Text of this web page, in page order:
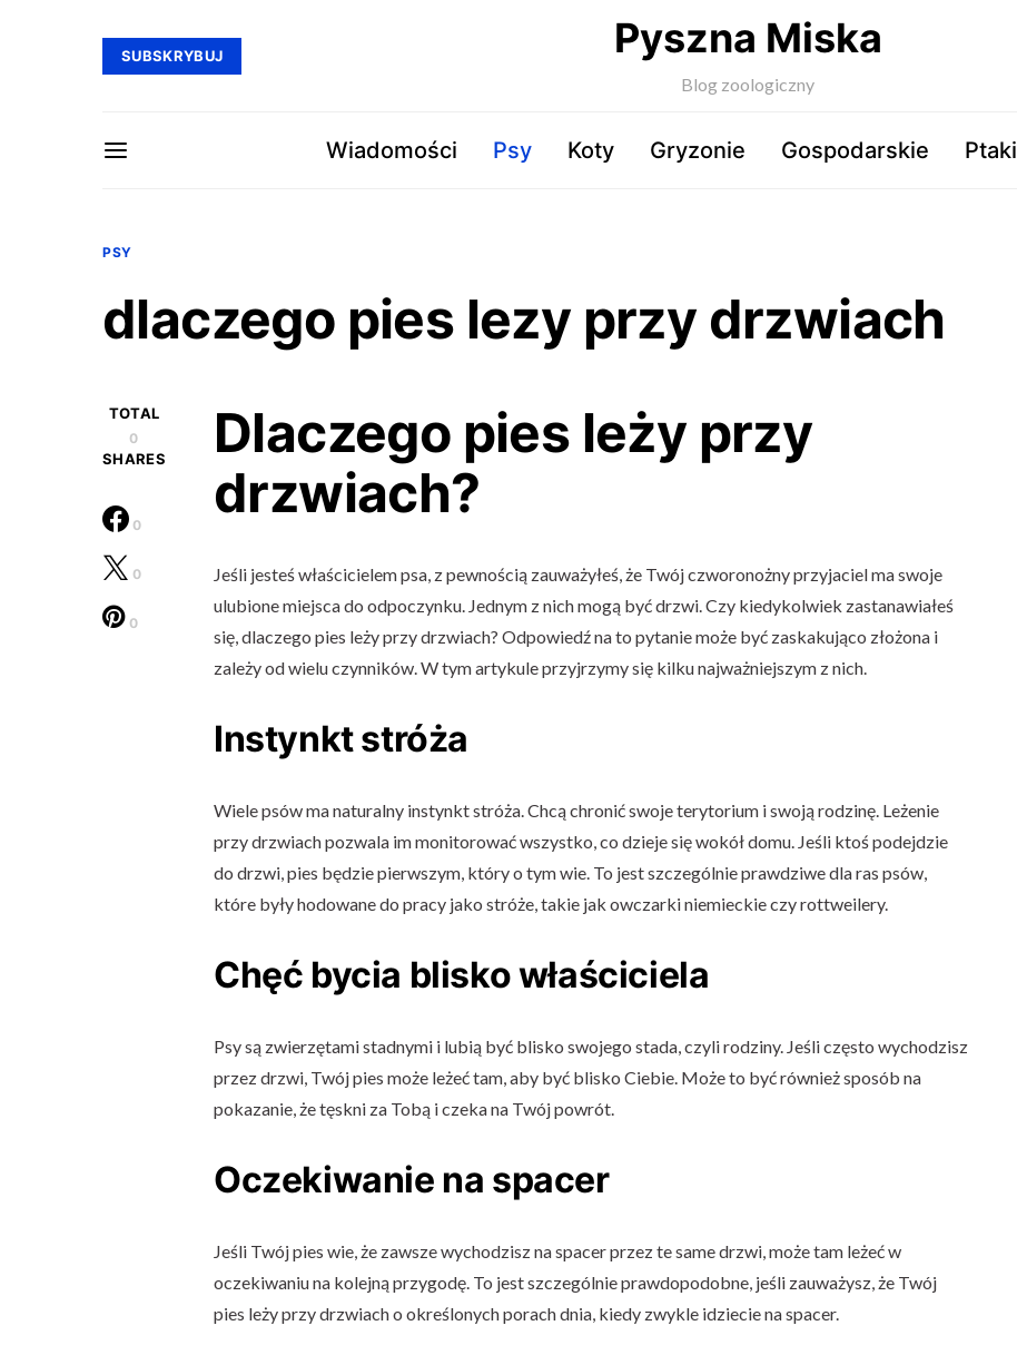
SUBSKRYBUJ Pyszna Miska
Blog zoologiczny
Wiadomości Psy Koty Gryzonie Gospodarskie Ptaki
PSY
dlaczego pies lezy przy drzwiach
TOTAL
0
SHARES
0
0
0
Dlaczego pies leży przy
drzwiach?
Jeśli jesteś właścicielem psa, z pewnością zauważyłeś, że Twój czworonożny przyjaciel ma swoje
ulubione miejsca do odpoczynku. Jednym z nich mogą być drzwi. Czy kiedykolwiek zastanawiałeś
się, dlaczego pies leży przy drzwiach? Odpowiedź na to pytanie może być zaskakująco złożona i
zależy od wielu czynników. W tym artykule przyjrzymy się kilku najważniejszym z nich.
Instynkt stróża
Wiele psów ma naturalny instynkt stróża. Chcą chronić swoje terytorium i swoją rodzinę. Leżenie
przy drzwiach pozwala im monitorować wszystko, co dzieje się wokół domu. Jeśli ktoś podejdzie
do drzwi, pies będzie pierwszym, który o tym wie. To jest szczególnie prawdziwe dla ras psów,
które były hodowane do pracy jako stróże, takie jak owczarki niemieckie czy rottweilery.
Chęć bycia blisko właściciela
Psy są zwierzętami stadnymi i lubią być blisko swojego stada, czyli rodziny. Jeśli często wychodzisz
przez drzwi, Twój pies może leżeć tam, aby być blisko Ciebie. Może to być również sposób na
pokazanie, że tęskni za Tobą i czeka na Twój powrót.
Oczekiwanie na spacer
Jeśli Twój pies wie, że zawsze wychodzisz na spacer przez te same drzwi, może tam leżeć w
oczekiwaniu na kolejną przygodę. To jest szczególnie prawdopodobne, jeśli zauważysz, że Twój
pies leży przy drzwiach o określonych porach dnia, kiedy zwykle idziecie na spacer.